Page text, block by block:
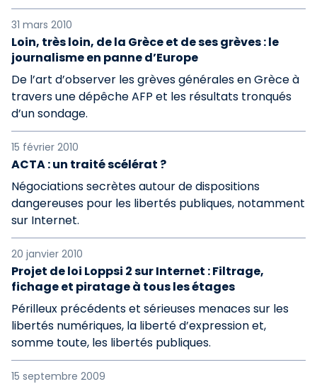
31 mars 2010
Loin, très loin, de la Grèce et de ses grèves : le
journalisme en panne d’Europe
De l’art d’observer les grèves générales en Grèce à
travers une dépêche AFP et les résultats tronqués
d’un sondage.
15 février 2010
ACTA : un traité scélérat ?
Négociations secrètes autour de dispositions
dangereuses pour les libertés publiques, notamment
sur Internet.
20 janvier 2010
Projet de loi Loppsi 2 sur Internet : Filtrage,
fichage et piratage à tous les étages
Périlleux précédents et sérieuses menaces sur les
libertés numériques, la liberté d’expression et,
somme toute, les libertés publiques.
15 septembre 2009